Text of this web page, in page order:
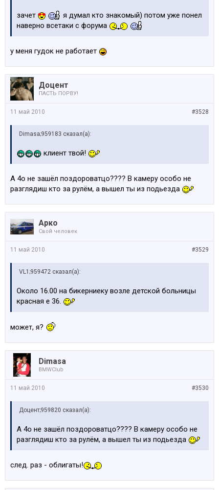
зачет
я думал кто знакомый) потом уже понел
наверно всетаки с форума
у меня гудок не работает
Доцент
ПАСТЬ ПОРВУ!
#3528
11 май 2010
Dimasa;959183 сказал(а):
клиент твой!
А 4о не зашёл поздороватцо???? В камеру особо не
разглядиш кто за рулём, а вышел ты из подьезда
Арко
Свой человек
#3529
11 май 2010
VL1;959472 сказал(а):
Около 16.00 на бикерниеку возле детской больницы
красная е 36.
может, я?
Dimasa
BMWClub
#3530
11 май 2010
Доцент;959820 сказал(а):
А 4о не зашёл поздороватцо???? В камеру особо не
разглядиш кто за рулём, а вышел ты из подьезда
след. раз - облигаты!